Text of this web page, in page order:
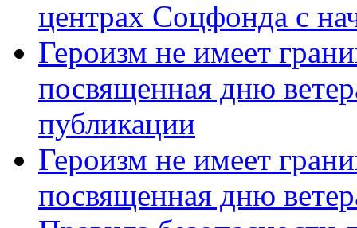
центрах Соцфонда с
Героизм не имеет
посвященная дню
публикации
Героизм не имеет
посвященная дню